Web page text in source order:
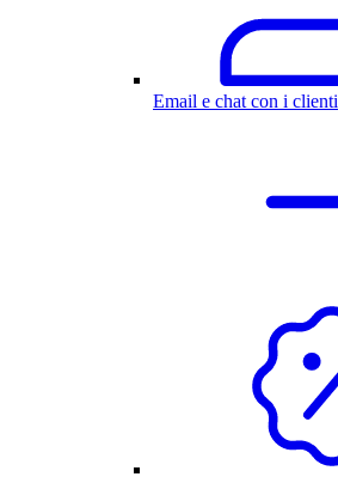
Email e chat con i clienti